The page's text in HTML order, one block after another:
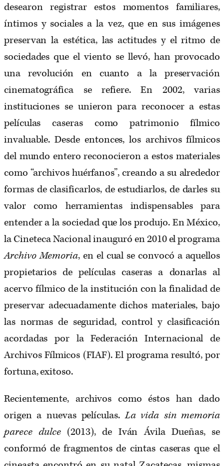
desearon registrar estos momentos familiares,
íntimos y sociales a la vez, que en sus imágenes
preservan la estética, las actitudes y el ritmo de
sociedades que el viento se llevó, han provocado
una revolución en cuanto a la preservación
cinematográfica se refiere. En 2002, varias
instituciones se unieron para reconocer a estas
películas caseras como patrimonio fílmico
invaluable. Desde entonces, los archivos fílmicos
del mundo entero reconocieron a estos materiales
como “archivos huérfanos”, creando a su alrededor
formas de clasificarlos, de estudiarlos, de darles su
valor como herramientas indispensables para
entender a la sociedad que los produjo. En México,
la Cineteca Nacional inauguró en 2010 el programa
Archivo Memoria, en el cual se convocó a aquellos
propietarios de películas caseras a donarlas al
acervo fílmico de la institución con la finalidad de
preservar adecuadamente dichos materiales, bajo
las normas de seguridad, control y clasificación
acordadas por la Federación Internacional de
Archivos Fílmicos (FIAF). El programa resultó, por
fortuna, exitoso.
Recientemente, archivos como éstos han dado
origen a nuevas películas.La vida sin memoria
parece dulce(2013), de Iván Ávila Dueñas, se
conformó de fragmentos de cintas caseras que el